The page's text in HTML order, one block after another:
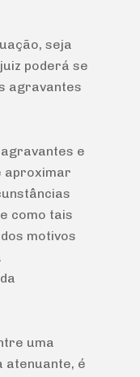
seja
poderá se
agravantes
e
aproximar
como tais
motivos
uma
atenuante, é